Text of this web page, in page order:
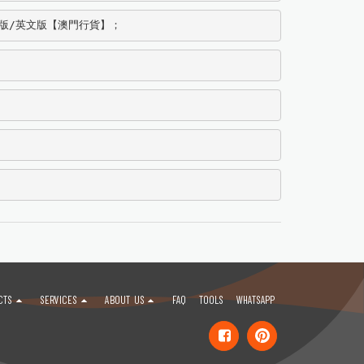
文版【澳門行貨】；
SERVICES ABOUT US FAQ TOOLS WHATSAPP